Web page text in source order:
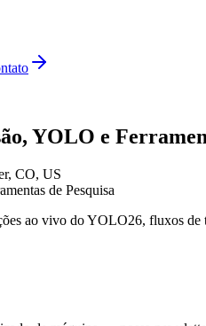
YOLO e
CO, US
ao vivo do YOLO26, fluxos de